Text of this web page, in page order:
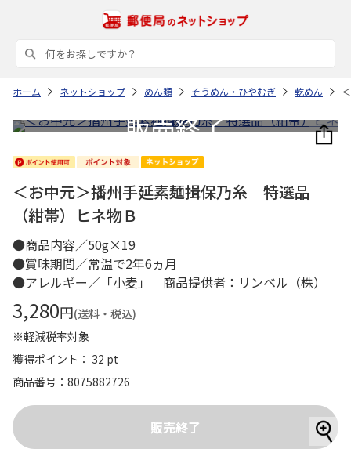
ホーム ネットショップ めん類 そうめん・ひやむぎ 乾めん
＜お中元＞播州手延素麺揖保乃糸 特選品
（紺帯）ヒネ物Ｂ
●商品内容／50g×19
●賞味期間／常温で2年6ヵ月
●アレルギー／「小麦」 商品提供者：リンベル（株）
3,280円(送料・税込)
※軽減税率対象
獲得ポイント： 32 pt
商品番号
8075882726